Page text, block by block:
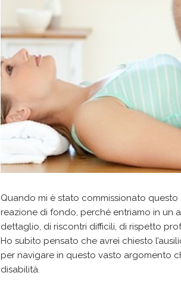
Quando mi è stato commissionato questo
reazione di fondo, perché entriamo in un
dettaglio, di riscontri difficili, di rispetto
Ho subito pensato che avrei chiesto
per navigare in questo vasto argomento
disabilità.